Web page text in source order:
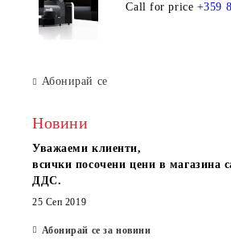
Call for price +359
Абонирай се
Новини
Уважаеми клиенти,
всички посочени цени в магазина
ДДС.
25 Сеп 2019
Абонирай се за новини